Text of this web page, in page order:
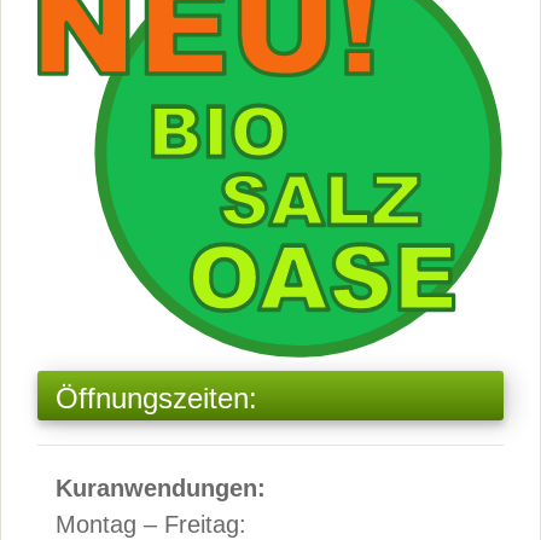
Öffnungszeiten:
Kuranwendungen:
Montag – Freitag: